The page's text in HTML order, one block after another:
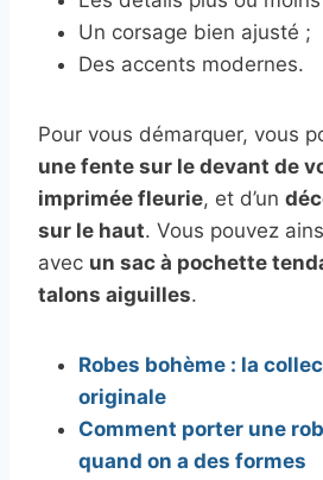
Un corsage bien ajusté ;
Des accents modernes.
Pour vous démarquer, vous
une fente sur le devant de
imprimée fleurie, et d’un
sur le haut. Vous pouvez
avec un sac à pochette
talons aiguilles.
Robes bohème : la
originale
Comment porter une
quand on a des formes